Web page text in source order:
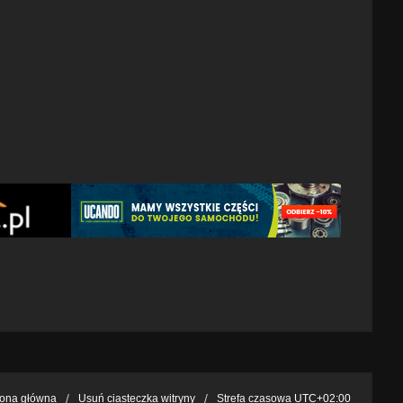
główna Usuń ciasteczka witryny Strefa czasowa UTC+02:00